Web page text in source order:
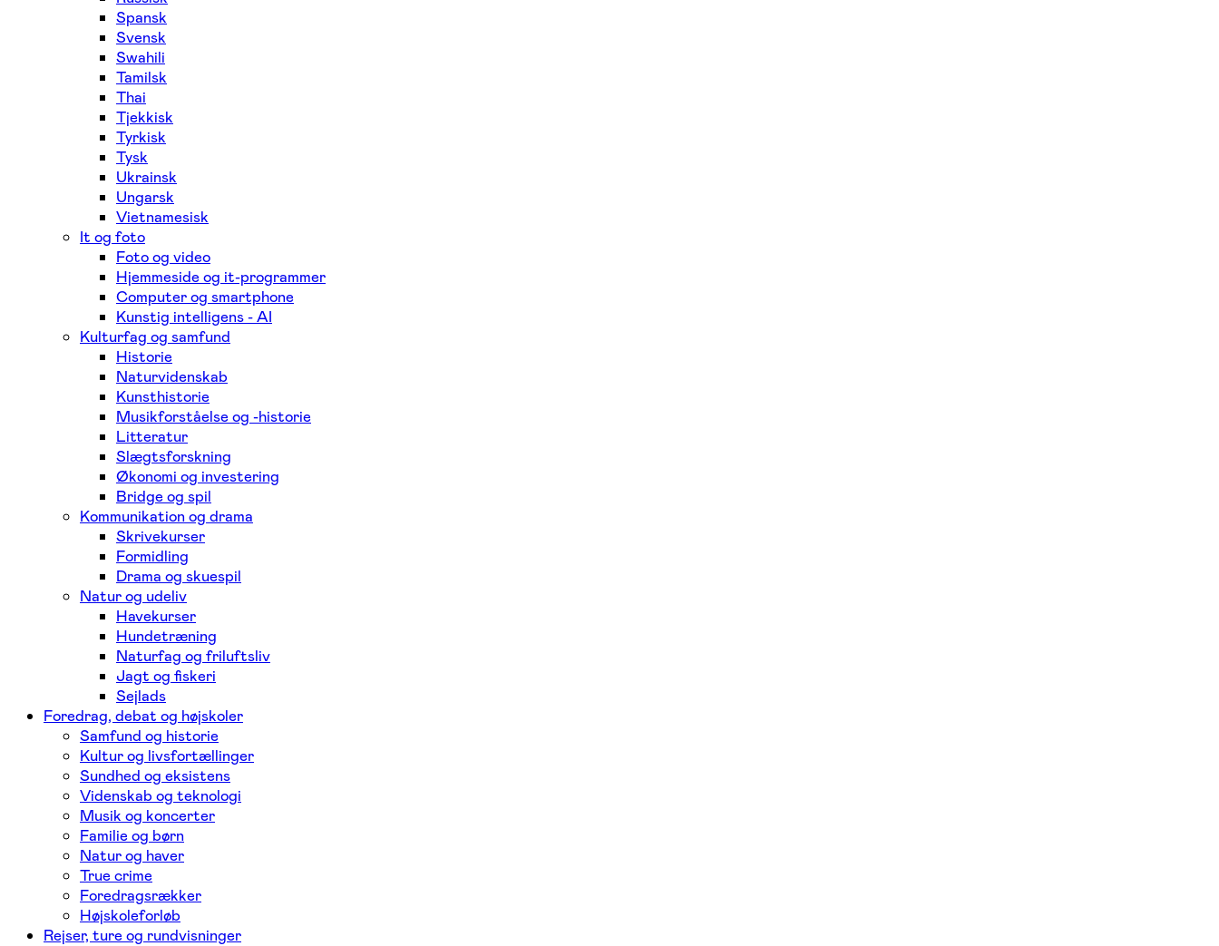
Spansk
Svensk
Swahili
Tamilsk
Thai
Tjekkisk
Tyrkisk
Tysk
Ukrainsk
Ungarsk
Vietnamesisk
It og foto
Foto og video
Hjemmeside og it-programmer
Computer og smartphone
Kunstig intelligens - AI
Kulturfag og samfund
Historie
Naturvidenskab
Kunsthistorie
Musikforståelse og -historie
Litteratur
Slægtsforskning
Økonomi og investering
Bridge og spil
Kommunikation og drama
Skrivekurser
Formidling
Drama og skuespil
Natur og udeliv
Havekurser
Hundetræning
Naturfag og friluftsliv
Jagt og fiskeri
Sejlads
Foredrag, debat og højskoler
Samfund og historie
Kultur og livsfortællinger
Sundhed og eksistens
Videnskab og teknologi
Musik og koncerter
Familie og børn
Natur og haver
True crime
Foredragsrækker
Højskoleforløb
Rejser, ture og rundvisninger